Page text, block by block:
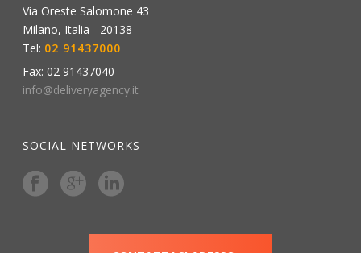
Via Oreste Salomone 43
Milano, Italia - 20138
Tel: 02 91437000
Fax:02 91437040
info@deliveryagency.it
SOCIAL NETWORKS